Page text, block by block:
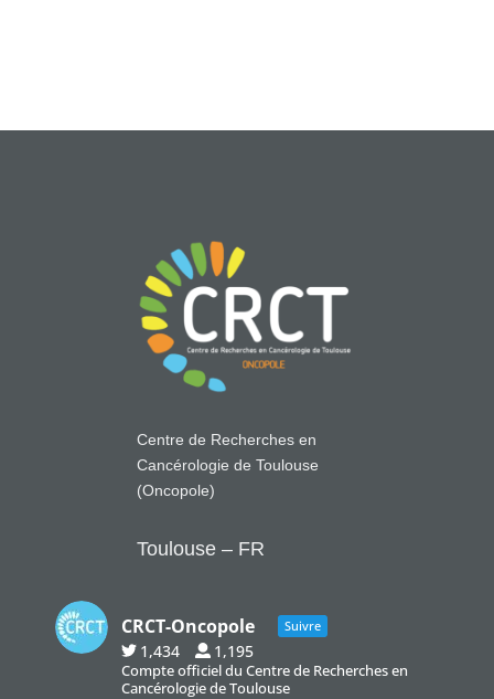
Centre de Recherches en
Cancérologie de Toulouse
(Oncopole)
Toulouse – FR
CRCT-Oncopole Suivre
1,434 1,195
Compte officiel du Centre de Recherches en
Cancérologie de Toulouse